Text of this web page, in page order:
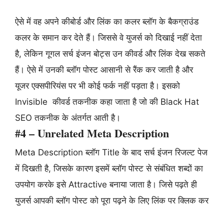
ऐसे में वह अपने कीबोर्ड और लिंक का कलर ब्लॉग के बैकग्राउंड
कलर के समान कर देते हैं। जिससे वे युजर्स को दिखाई नहीं देता
है, लेकिन गूगल सर्च इंजन बोट्स उन कीवर्ड और लिंक देख सकते
हैं। ऐसे में उनकी ब्लॉग पोस्ट आसानी से रैंक कर जाती है और
यूजर एक्सपीरियंस पर भी कोई फर्क नहीं पड़ता है। इसको
Invisible कीवर्ड तकनीक कहा जाता है जो की Black Hat
SEO तकनीक के अंतर्गत आती है।
#4 – Unrelated Meta Description
Meta Description ब्लॉग Title के बाद सर्च इंजन रिजल्ट पेज
में दिखती है, जिसके कारण इसमें ब्लॉग पोस्ट से संबंधित शब्दों का
उपयोग करके इसे Attractive बनाया जाता है। जिसे पढ़ते ही
युजर्स आपकी ब्लॉग पोस्ट को पूरा पढ़ने के लिए लिंक पर क्लिक कर